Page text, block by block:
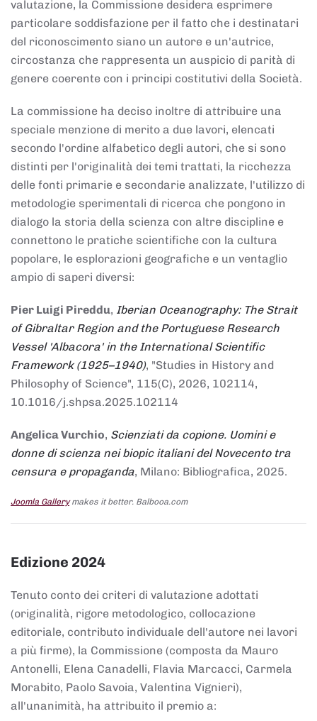
valutazione, la Commissione desidera esprimere
particolare soddisfazione per il fatto che i destinatari
del riconoscimento siano un autore e un'autrice,
circostanza che rappresenta un auspicio di parità di
genere coerente con i principi costitutivi della Società.
La commissione ha deciso inoltre di attribuire una
speciale menzione di merito a due lavori, elencati
secondo l'ordine alfabetico degli autori, che si sono
distinti per l'originalità dei temi trattati, la ricchezza
delle fonti primarie e secondarie analizzate, l'utilizzo di
metodologie sperimentali di ricerca che pongono in
dialogo la storia della scienza con altre discipline e
connettono le pratiche scientifiche con la cultura
popolare, le esplorazioni geografiche e un ventaglio
ampio di saperi diversi:
Pier Luigi Pireddu, Iberian Oceanography: The Strait
of Gibraltar Region and the Portuguese Research
Vessel 'Albacora' in the International Scientific
Framework (1925–1940), "Studies in History and
Philosophy of Science", 115(C), 2026, 102114,
10.1016/j.shpsa.2025.102114
Angelica Vurchio, Scienziati da copione. Uomini e
donne di scienza nei biopic italiani del Novecento tra
censura e propaganda, Milano: Bibliografica, 2025.
Joomla Gallerymakes it better. Balbooa.com
Edizione 2024
Tenuto conto dei criteri di valutazione adottati
(originalità, rigore metodologico, collocazione
editoriale, contributo individuale dell'autore nei lavori
a più firme), la Commissione (composta da Mauro
Antonelli, Elena Canadelli, Flavia Marcacci, Carmela
Morabito, Paolo Savoia, Valentina Vignieri),
all'unanimità, ha attribuito il premio a: